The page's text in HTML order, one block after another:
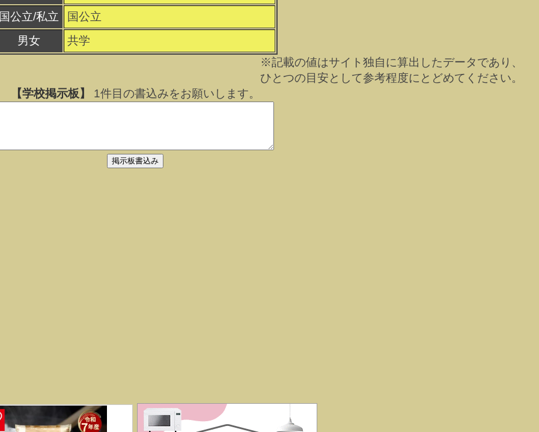
国公立/私立
国公立
男女
共学
※記載の値はサイト独自に算出したデータであり、
ひとつの目安として参考程度にとどめてください。
【学校掲示板】
1件目の書込みをお願いします。